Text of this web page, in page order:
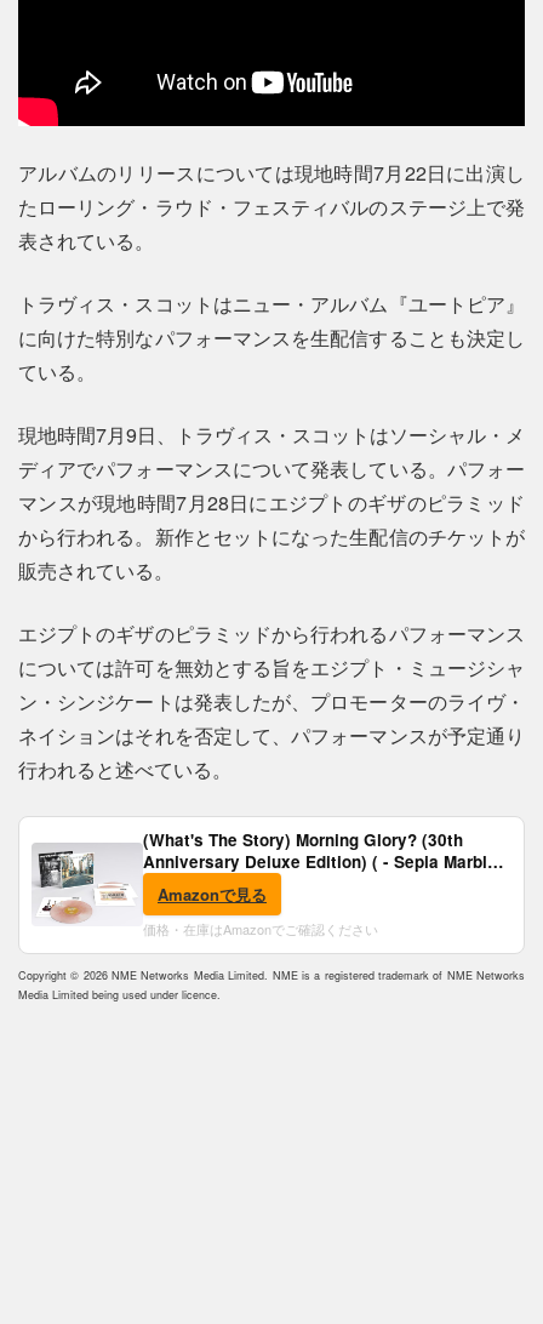
アルバムのリリースについては現地時間7月22日に出演し
たローリング・ラウド・フェスティバルのステージ上で発
表されている。
トラヴィス・スコットはニュー・アルバム『ユートピア』
に向けた特別なパフォーマンスを生配信することも決定し
ている。
現地時間7月9日、トラヴィス・スコットはソーシャル・メ
ディアでパフォーマンスについて発表している。パフォー
マンスが現地時間7月28日にエジプトのギザのピラミッド
から行われる。新作とセットになった生配信のチケットが
販売されている。
エジプトのギザのピラミッドから行われるパフォーマンス
については許可を無効とする旨をエジプト・ミュージシャ
ン・シンジケートは発表したが、プロモーターのライヴ・
ネイションはそれを否定して、パフォーマンスが予定通り
行われると述べている。
(What's The Story) Morning Glory? (30th
Anniversary Deluxe Edition) ( - Sepia Marble
Vinyl) [Analog]
Amazonで見る
価格・在庫はAmazonでご確認ください
Copyright © 2026 NME Networks Media Limited. NME is a registered trademark of NME Networks
Media Limited being used under licence.